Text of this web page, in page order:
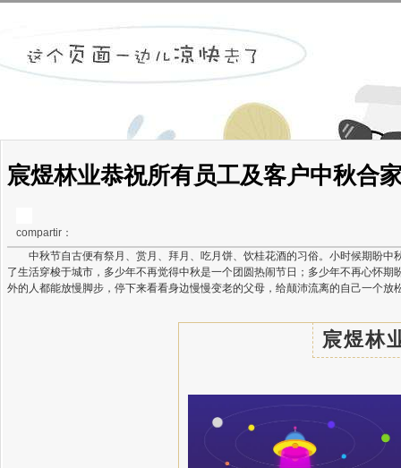
宸煜林业恭祝所有员工及客户中秋合
compartir：
中秋节自古便有祭月、赏月、拜月、吃月饼、饮桂花酒的习俗。小时候期盼中
了生活穿梭于城市，多少年不再觉得中秋是一个团圆热闹节日；多少年不再心怀
外的人都能放慢脚步，停下来看看身边慢慢变老的父母，给颠沛流离的自己一个放
宸煜林